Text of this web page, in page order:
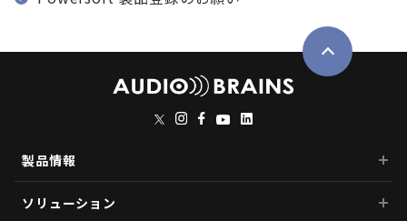
製品情報
ソリューション